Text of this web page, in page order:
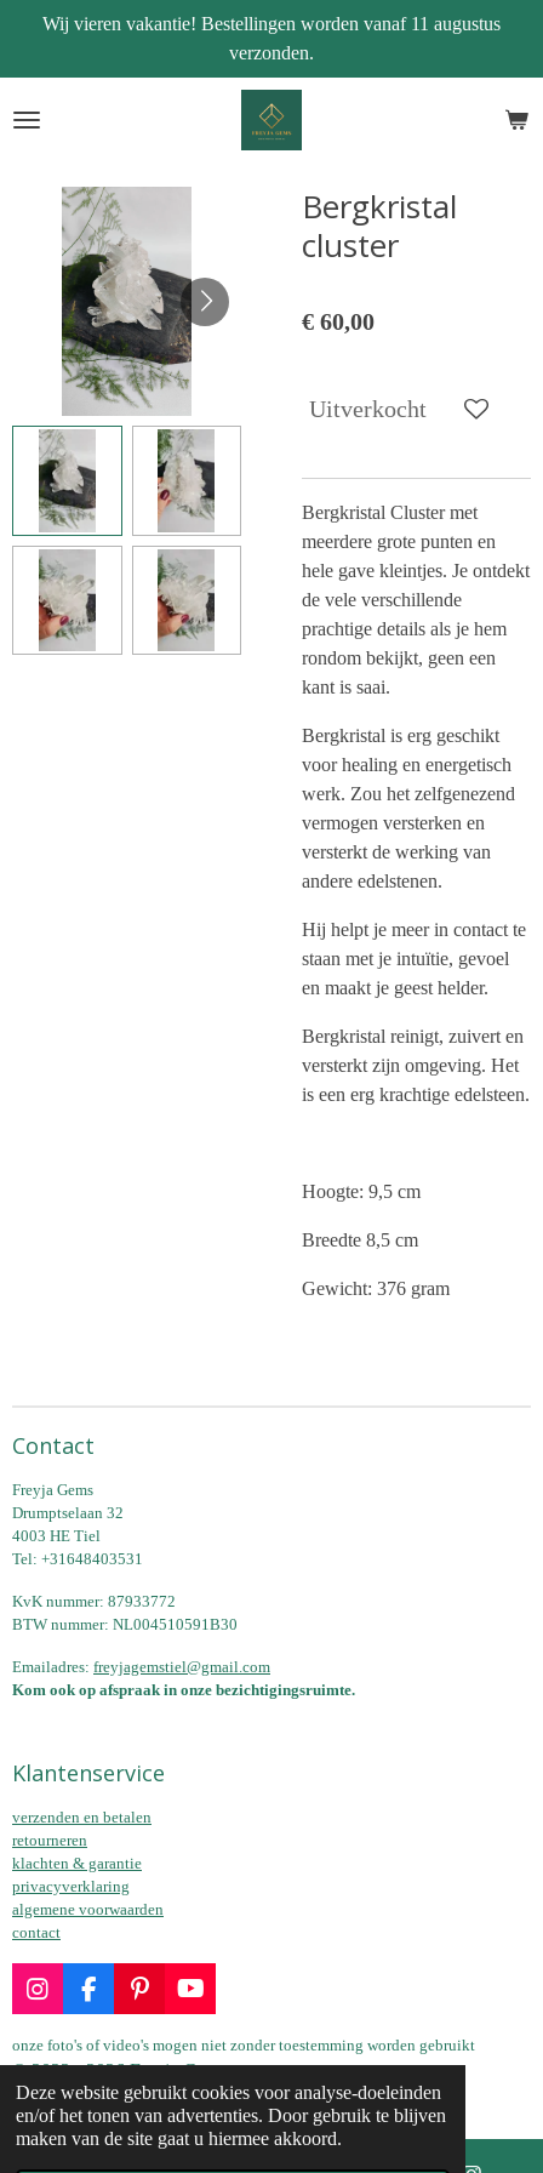
Deze website gebruikt cookies voor analyse-doeleinden
en/of het tonen van advertenties. Door gebruik te blijven
maken van de site gaat u hiermee akkoord.
naar
de
Wij vieren vakantie! Bestellingen worden vanaf 11 augustus
verzonden.
Bergkristal
cluster
€ 60,00
Uitverkocht
Bergkristal Cluster met
meerdere grote punten en
hele gave kleintjes. Je ontdekt
de vele verschillende
prachtige details als je hem
rondom bekijkt, geen een
kant is saai.
Bergkristal is erg geschikt
voor healing en energetisch
werk. Zou het zelfgenezend
vermogen versterken en
versterkt de werking van
andere edelstenen.
Hij helpt je meer in contact te
staan met je intuïtie, gevoel
en maakt je geest helder.
Bergkristal reinigt, zuivert en
versterkt zijn omgeving. Het
is een erg krachtige edelsteen.
Hoogte: 9,5 cm
Breedte 8,5 cm
Gewicht: 376 gram
Contact
Freyja Gems
Drumptselaan 32
4003 HE Tiel
Tel: +31648403531
KvK nummer: 87933772
BTW nummer: NL004510591B30
Emailadres: freyjagemstiel@gmail.com
Kom ook op afspraak in onze bezichtigingsruimte.
Klantenservice
verzenden en betalen
retourneren
klachten & garantie
privacyverklaring
algemene voorwaarden
contact
I
s
t
a
g
r
F
c
e
b
o
o
P
n
t
e
r
e
Y
u
T
u
b
e
onze foto's of video's mogen niet zonder toestemming worden gebruikt
© 2022 - 2026 Freyja Gems
Powered byJouwWeb